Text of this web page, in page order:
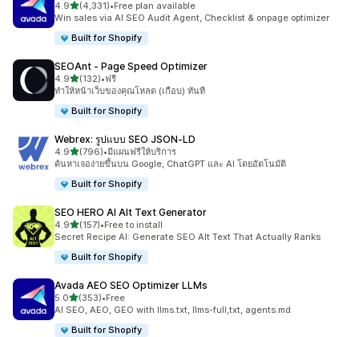
4.9เต็ม 5 ดาว
(4,331)
ทั้งหมด 4331 รีวิว
•Free plan available
Win sales via AI SEO Audit Agent, Checklist & onpage optimizer
Built for Shopify
SEOAnt ‑ Page Speed Optimizer
4.9เต็ม 5 ดาว
(132)
ทั้งหมด 132 รีวิว
•ฟรี
ทำให้หน้าเว็บของคุณโหลด (เกือบ) ทันที
Built for Shopify
Webrex: รูปแบบ SEO JSON‑LD
4.9เต็ม 5 ดาว
(796)
ทั้งหมด 796 รีวิว
•มีแผนฟรีให้บริการ
ค้นหาเจอง่ายขึ้นบน Google, ChatGPT และ AI โดยอัตโนมัติ
Built for Shopify
SEO HERO AI Alt Text Generator
4.9เต็ม 5 ดาว
(157)
ทั้งหมด 157 รีวิว
•Free to install
Secret Recipe AI: Generate SEO Alt Text That Actually Ranks
Built for Shopify
Avada AEO SEO Optimizer LLMs
5.0เต็ม 5 ดาว
(353)
ทั้งหมด 353 รีวิว
•Free
AI SEO, AEO, GEO with llms.txt, llms-full,txt, agents.md
Built for Shopify